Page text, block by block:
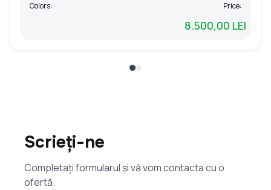
Colors: Price:
8.500,00 LEI
Scrieți-ne
Completați formularul și vă vom contacta cu o
ofertă.